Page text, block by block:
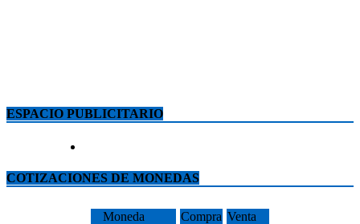
ESPACIO PUBLICITARIO
COTIZACIONES DE MONEDAS
Moneda Compra Venta